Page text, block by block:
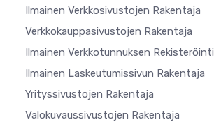
Ilmainen Verkkosivustojen Rakentaja
Verkkokauppasivustojen Rakentaja
Ilmainen Verkkotunnuksen Rekisteröinti
Ilmainen Laskeutumissivun Rakentaja
Yrityssivustojen Rakentaja
Valokuvaussivustojen Rakentaja